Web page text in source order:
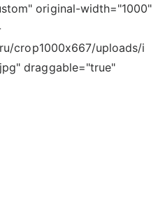
original-width="1000"
crop1000x667/uploads/i
draggable="true"